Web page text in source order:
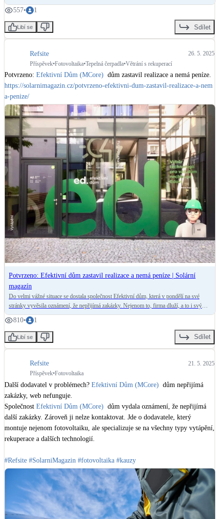
Doplňkové zdroje vytápění
Vnitřní i venkovní
Retence deštové vody
Akumulace dešťovky
Zelená střecha NEW
Vegetační střechy
Větrné elektrárny NEW
Malé i velké turbíny
asociace tak ukončily svou činnost i společnosti, které měly solidní základy. Jak se
zachovat, pokud právě váš dodavatel fotovoltaiky zkrachuje?
557• 1
Libí se Sdílet
Refsite
26. 5. 2025
Příspěvek•Fotovoltaika•Tepelná čerpadla•Větrání s rekuperací
Potvrzeno: Efektivní Dům (MCore)
https://solarnimagazin.cz/potvrzeno-efektivni-dum-zastavil-realizace-a-nem
a-penize/
Potvrzeno: Efektivní dům zastavil realizace a nemá peníze | Solární
magazín
Do velmi vážné situace se dostala společnost Efektivní dům, která v pondělí na své
stránky vyvěsila oznámení, že nepřijímá zakázky. Nejenom to, firma dluží, a to i svým
zaměstnancům. Lidé, kteří si zde objednali a uhradili fotovoltaiku, se obávají, že už své
peníze ani soláry nikdy neuvidí.
810• 1
Libí se Sdílet
Refsite
21. 5. 2025
Příspěvek•Fotovoltaika
Další dodavatel v problémech? Efektivní Dům (MCore)
  dům nepřijímá
zakázky, web nefunguje.
Společnost Efektivní Dům (MCore)
  dům vydala oznámení, že nepřijímá
další zakázky. Zároveň ji nelze kontaktovat. Jde o dodavatele, který
montuje nejenom fotovoltaiku, ale specializuje se na všechny typy vytápění,
rekuperace a dalších technologií.
#Refsite #SolarniMagazin #fotovoltaika #kauzy